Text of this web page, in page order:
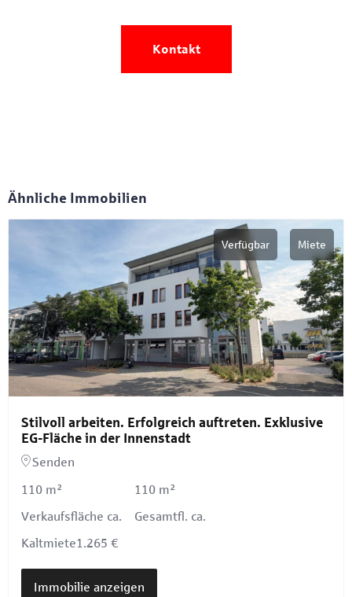
Kontakt
Ähnliche Immobilien
Verfügbar Miete
Stilvoll arbeiten. Erfolgreich auftreten. Exklusive
EG-Fläche in der Innenstadt
Senden
110 m²
Verkaufsfläche ca.
110 m²
Gesamtfl. ca.
Kaltmiete1.265 €
Immobilie anzeigen